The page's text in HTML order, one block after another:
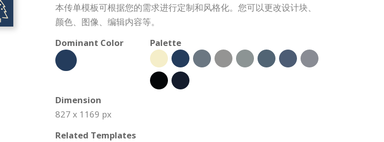
本传单模板可根据您的需求进行定制和风格化。您可以更改设计块、
颜色、图像、编辑内容等。
Dominant Color
Palette
Dimension
827 x 1169 px
Related Templates